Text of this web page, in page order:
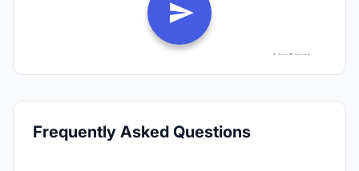
Frequently Asked Questions